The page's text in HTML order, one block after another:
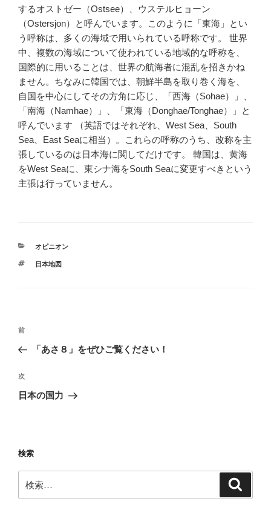
するオストゼー（Ostsee）、ウステルヒョーン
（Ostersjon）と呼んでいます。このように「東海」とい
う呼称は、多くの海域で用いられている呼称です。 世界
中、複数の海域について使われている地域的な呼称を、
国際的に用いることは、世界の航海者に混乱を招きかね
ません。ちなみに韓国では、朝鮮半島を取り巻く海を、
自国を中心にしてその方角に応じ、「西海（Sohae）」、
「南海（Namhae）」、「東海（Donghae/Tonghae）」と
呼んでいます （英語ではそれぞれ、West Sea、South
Sea、East Seaに相当）。これらの呼称のうち、改称を主
張しているのは日本海に関してだけです。 韓国は、黄海
をWest Seaに、東シナ海をSouth Seaに変更すべきという
主張は行っていません。
カ
ゴ
オピニオン
タ
日本地図
投
ナ
ビ
ゲ
ン
前
の
稿
前
「あさ８」をぜひご覧ください！
次
の
次
日本の国力
検索
索: